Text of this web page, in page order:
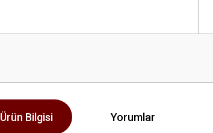
Ürün Bilgisi Yorumlar